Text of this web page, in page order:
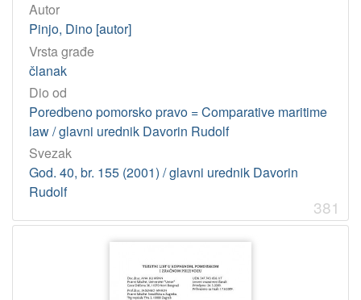
Autor
Pinjo, Dino [autor]
Vrsta građe
članak
Dio od
Poredbeno pomorsko pravo = Comparative maritime
law / glavni urednik Davorin Rudolf
Svezak
God. 40, br. 155 (2001) / glavni urednik Davorin
Rudolf
381